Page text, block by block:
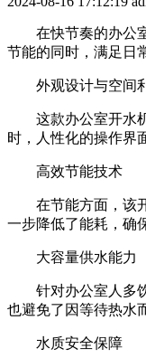
在快节奏的办公
节能的同时，满足日
外观设计与空间
这款办公室开水
时，人性化的操作界
高效节能技术
在节能方面，该
一步降低了能耗，确
大容量供水能力
针对办公室人多
也避免了因等待热水
水质安全保障